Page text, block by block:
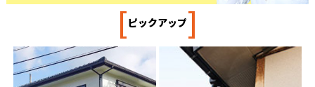
[ピックアップ]